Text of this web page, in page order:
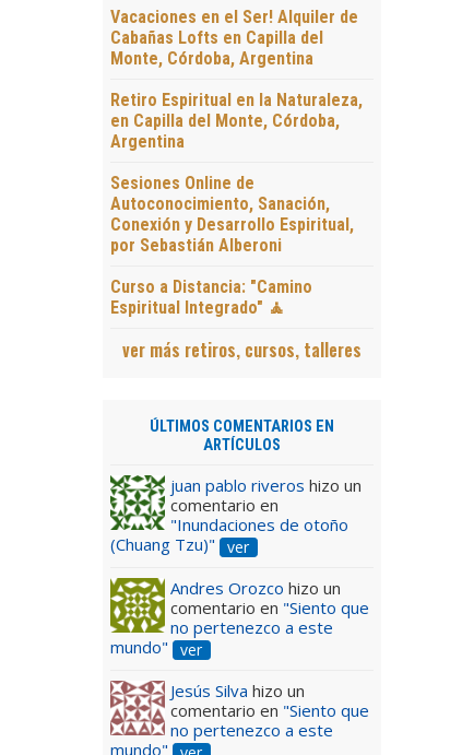
Vacaciones en el Ser! Alquiler de
Cabañas Lofts en Capilla del
Monte, Córdoba, Argentina
Retiro Espiritual en la Naturaleza,
en Capilla del Monte, Córdoba,
Argentina
Sesiones Online de
Autoconocimiento, Sanación,
Conexión y Desarrollo Espiritual,
por Sebastián Alberoni
Curso a Distancia: "Camino
Espiritual Integrado" 🧘
ver más retiros, cursos, talleres
ÚLTIMOS COMENTARIOS EN
ARTÍCULOS
juan pablo riveros hizo un
comentario en
"Inundaciones de otoño
(Chuang Tzu)"
ver
Andres Orozco hizo un
comentario en "Siento que
no pertenezco a este
mundo"
ver
Jesús Silva hizo un
comentario en "Siento que
no pertenezco a este
mundo"